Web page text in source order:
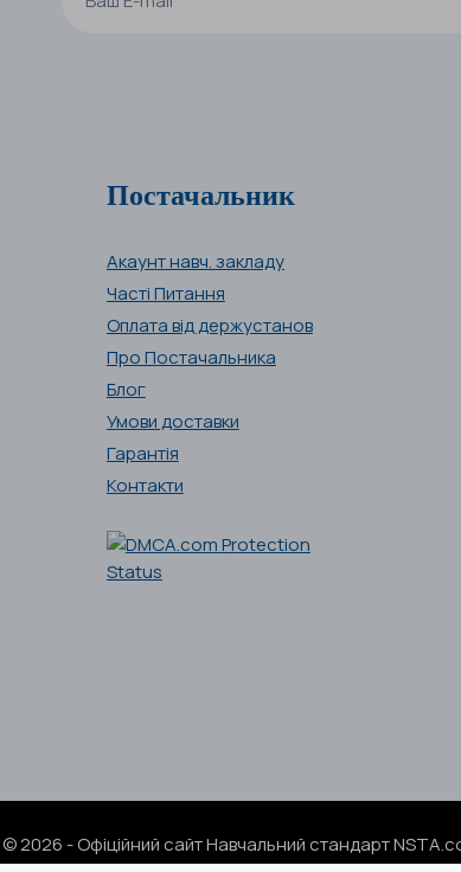
Постачальник
Акаунт навч. закладу
Часті Питання
Оплата від держустанов
Про Постачальника
Блог
Умови доставки
Гарантія
Контакти
© 2026 - Офіційний сайт Навчальний стандарт